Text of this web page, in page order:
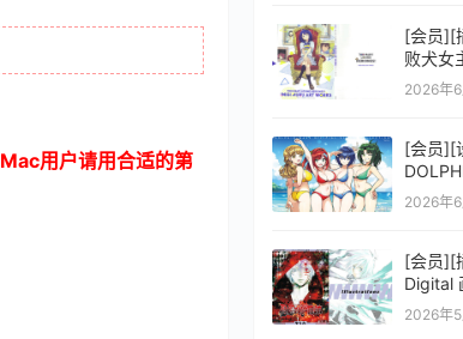
Mac用户请用合适的第
[会员][
败犬女
2026年6
[会员][
2026年6
[会员][
Digital
2026年5